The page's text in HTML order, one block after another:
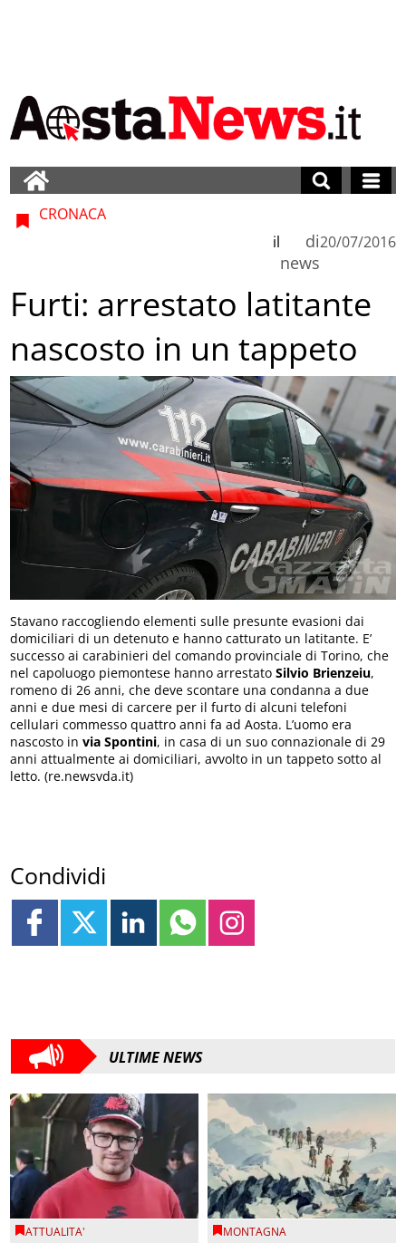
CRONACA
di
news
il 20/07/2016
Furti: arrestato latitante
nascosto in un tappeto
Stavano raccogliendo elementi sulle presunte evasioni dai
domiciliari di un detenuto e hanno catturato un latitante. E’
successo ai carabinieri del comando provinciale di Torino, che
nel capoluogo piemontese hanno arrestatoSilvio Brienzeiu,
romeno di 26 anni, che deve scontare una condanna a due
anni e due mesi di carcere per il furto di alcuni telefoni
cellulari commesso quattro anni fa ad Aosta. L’uomo era
nascosto invia Spontini, in casa di un suo connazionale di 29
anni attualmente ai domiciliari, avvolto in un tappeto sotto al
letto. (re.newsvda.it)
Condividi
ULTIME NEWS
ATTUALITA' MONTAGNA